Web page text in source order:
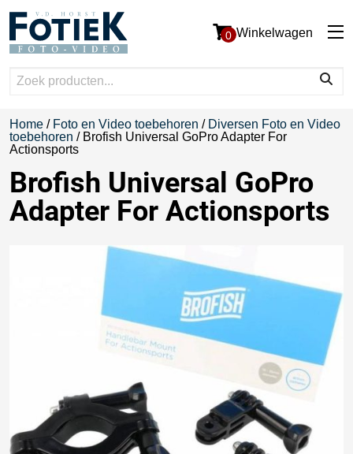
0 Winkelwagen
Home / Foto en Video toebehoren / Diversen Foto en Video
toebehoren / Brofish Universal GoPro Adapter For
Actionsports
Brofish Universal GoPro
Adapter For Actionsports